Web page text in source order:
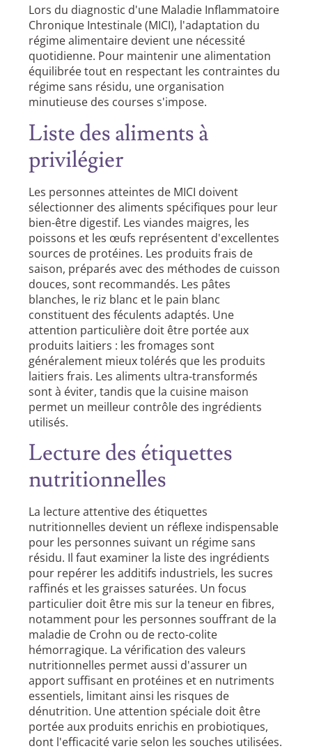
Lors du diagnostic d'une Maladie Inflammatoire
Chronique Intestinale (MICI), l'adaptation du
régime alimentaire devient une nécessité
quotidienne. Pour maintenir une alimentation
équilibrée tout en respectant les contraintes du
régime sans résidu, une organisation
minutieuse des courses s'impose.
Liste des aliments à
privilégier
Les personnes atteintes de MICI doivent
sélectionner des aliments spécifiques pour leur
bien-être digestif. Les viandes maigres, les
poissons et les œufs représentent d'excellentes
sources de protéines. Les produits frais de
saison, préparés avec des méthodes de cuisson
douces, sont recommandés. Les pâtes
blanches, le riz blanc et le pain blanc
constituent des féculents adaptés. Une
attention particulière doit être portée aux
produits laitiers : les fromages sont
généralement mieux tolérés que les produits
laitiers frais. Les aliments ultra-transformés
sont à éviter, tandis que la cuisine maison
permet un meilleur contrôle des ingrédients
utilisés.
Lecture des étiquettes
nutritionnelles
La lecture attentive des étiquettes
nutritionnelles devient un réflexe indispensable
pour les personnes suivant un régime sans
résidu. Il faut examiner la liste des ingrédients
pour repérer les additifs industriels, les sucres
raffinés et les graisses saturées. Un focus
particulier doit être mis sur la teneur en fibres,
notamment pour les personnes souffrant de la
maladie de Crohn ou de recto-colite
hémorragique. La vérification des valeurs
nutritionnelles permet aussi d'assurer un
apport suffisant en protéines et en nutriments
essentiels, limitant ainsi les risques de
dénutrition. Une attention spéciale doit être
portée aux produits enrichis en probiotiques,
dont l'efficacité varie selon les souches utilisées.